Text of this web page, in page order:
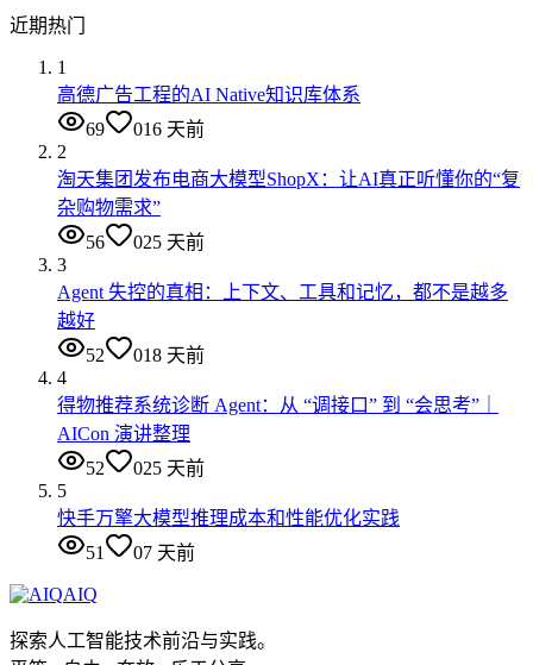
近期热门
1
高德广告工程的AI Native知识库体系
69
016 天前
2
淘天集团发布电商大模型ShopX：让AI真正听懂你的“复
杂购物需求”
56
025 天前
3
Agent 失控的真相：上下文、工具和记忆，都不是越多
越好
52
018 天前
4
得物推荐系统诊断 Agent：从 “调接口” 到 “会思考”｜
AICon 演讲整理
52
025 天前
5
快手万擎大模型推理成本和性能优化实践
51
07 天前
AIQ
探索人工智能技术前沿与实践。